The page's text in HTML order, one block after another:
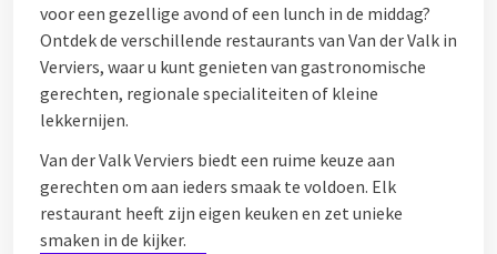
voor een gezellige avond of een lunch in de middag?
Ontdek de verschillende restaurants van Van der Valk in
Verviers, waar u kunt genieten van gastronomische
gerechten, regionale specialiteiten of kleine
lekkernijen.
Van der Valk Verviers biedt een ruime keuze aan
gerechten om aan ieders smaak te voldoen. Elk
restaurant heeft zijn eigen keuken en zet unieke
smaken in de kijker.